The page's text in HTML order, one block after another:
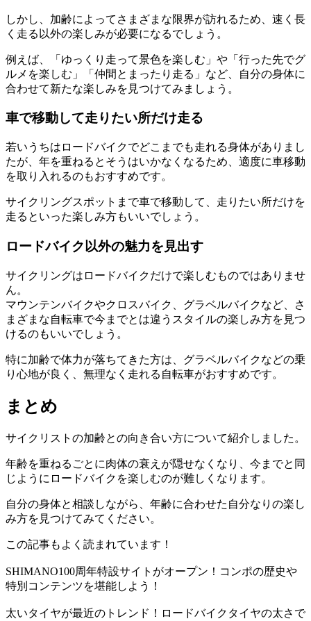
しかし、加齢によってさまざまな限界が訪れるため、速く長
く走る以外の楽しみが必要になるでしょう。
例えば、「ゆっくり走って景色を楽しむ」や「行った先でグ
ルメを楽しむ」「仲間とまったり走る」など、自分の身体に
合わせて新たな楽しみを見つけてみましょう。
車で移動して走りたい所だけ走る
若いうちはロードバイクでどこまでも走れる身体がありまし
たが、年を重ねるとそうはいかなくなるため、適度に車移動
を取り入れるのもおすすめです。
サイクリングスポットまで車で移動して、走りたい所だけを
走るといった楽しみ方もいいでしょう。
ロードバイク以外の魅力を見出す
サイクリングはロードバイクだけで楽しむものではありませ
ん。
マウンテンバイクやクロスバイク、グラベルバイクなど、さ
まざまな自転車で今までとは違うスタイルの楽しみ方を見つ
けるのもいいでしょう。
特に加齢で体力が落ちてきた方は、グラベルバイクなどの乗
り心地が良く、無理なく走れる自転車がおすすめです。
まとめ
サイクリストの加齢との向き合い方について紹介しました。
年齢を重ねるごとに肉体の衰えが隠せなくなり、今までと同
じようにロードバイクを楽しむのが難しくなります。
自分の身体と相談しながら、年齢に合わせた自分なりの楽し
み方を見つけてみてください。
この記事もよく読まれています！
SHIMANO100周年特設サイトがオープン！コンポの歴史や
特別コンテンツを堪能しよう！
太いタイヤが最近のトレンド！ロードバイクタイヤの太さで